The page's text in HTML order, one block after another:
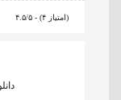
۴.۵/۵ - (۴ امتیاز)